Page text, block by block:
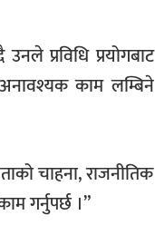
प्रविधि प्रयोगबाट
काम लम्बिने
चाहना, राजनीतिक
गर्नुपर्छ ।”